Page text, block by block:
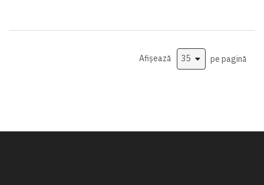
Afișează pe pagină